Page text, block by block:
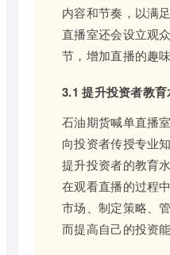
内容和节奏，以满
直播室还会设立观
节，增加直播的趣
3.1 提升投资者教
石油期货喊单直播
向投资者传授专业
提升投资者的教育
在观看直播的过程
市场、制定策略、
而提高自己的投资